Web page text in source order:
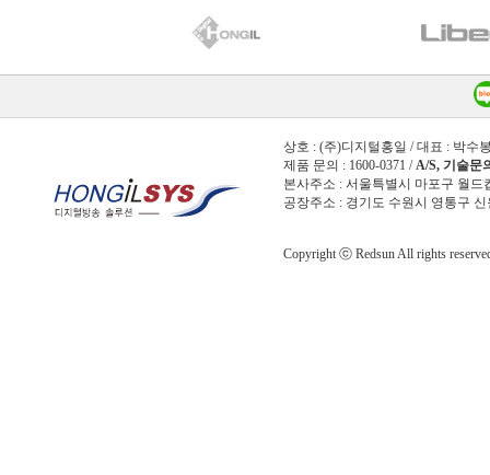
상호 : (주)디지털홍일 / 대표 : 박수
제품 문의 : 1600-0371 /A/S, 기술문
본사주소 : 서울특별시 마포구 월드
공장주소 : 경기도 수원시 영통구
Copyright ⓒ Redsun All rights